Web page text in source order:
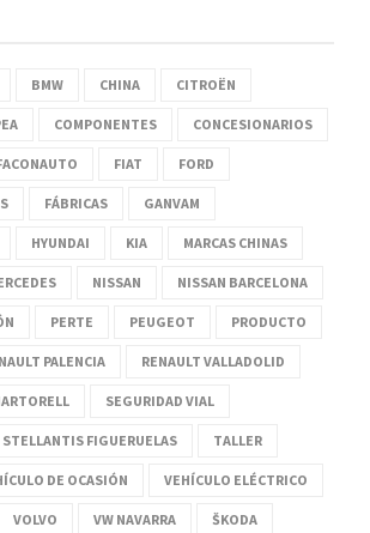
BMW CHINA CITROËN
COMPONENTES CONCESIONARIOS
FIAT FORD
FÁBRICAS GANVAM
HYUNDAI KIA MARCAS CHINAS
NISSAN NISSAN BARCELONA
PERTE PEUGEOT PRODUCTO
PALENCIA RENAULT VALLADOLID
SEGURIDAD VIAL
STELLANTIS FIGUERUELAS TALLER
DE OCASIÓN VEHÍCULO ELÉCTRICO
VOLVO VW NAVARRA ŠKODA